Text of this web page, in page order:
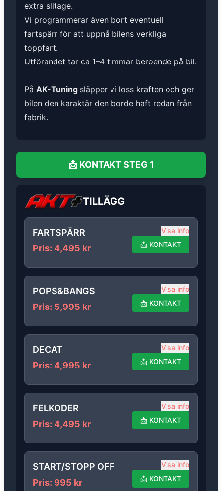
extra slitage.
Vi programmerar även bort eventuell
fartspärr för att uppnå bilens verkliga
toppfart.
Utförandet tar ca 1–4 timmar beroende på bil.
På AK-Tuning släpper vi loss kraften och ger
bilen den karaktär den borde haft redan från
fabrik.
📩 KONTAKT STEG 1
TILLÄGG
FARTSPÄRR
Pris: 4,495 kr
Visa info
📩 KONTAKT
POPS&BANGS
Pris: 5,995 kr
Visa info
📩 KONTAKT
DECAT
Pris: 4,995 kr
Visa info
📩 KONTAKT
FELKODER
Pris: 4,495 kr
Visa info
📩 KONTAKT
START/STOPP OFF
Pris: 995 kr
Visa info
📩 KONTAKT